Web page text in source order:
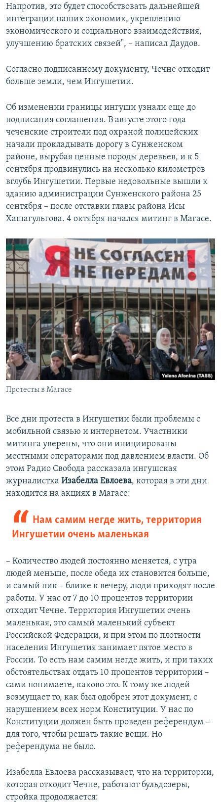
Напротив, это будет способствовать дальнейшей
интеграции наших экономик, укреплению
экономического и социального взаимодействия,
улучшению братских связей", – написал Даудов.
Согласно подписанному документу, Чечне отходит
больше земли, чем Ингушетии.
Об изменении границы ингуши узнали еще до
подписания соглашения. В августе этого года
чеченские строители под охраной полицейских
начали прокладывать дорогу в Сунженском
районе, вырубая ценные породы деревьев, и к 5
сентября продвинулись на несколько километров
вглубь Ингушетии. Первые недовольные вышли к
зданию администрации Сунженского района 25
сентября – после отставки главы района Исы
Хашагульгова. 4 октября начался митинг в Магасе.
Протесты в Магасе
Все дни протеста в Ингушетии были проблемы с
мобильной связью и интернетом. Участники
митинга уверены, что они инициированы
местными операторами под давлением власти. Об
этом Радио Свобода рассказала ингушская
журналистка Изабелла Евлоева, которая в эти дни
находится на акциях в Магасе:
Нам самим негде жить, территория
Ингушетии очень маленькая
– Количество людей постоянно меняется, с утра
людей меньше, после обеда их становится больше,
и самый пик – ближе к вечеру, люди приходят после
работы. У нас от 7 до 10 процентов территории
отходит Чечне. Территория Ингушетии очень
маленькая, это самый маленький субъект
Российской Федерации, и при этом по плотности
населения Ингушетия занимает пятое место в
России. То есть нам самим негде жить, и при таких
обстоятельствах отдать 10 процентов территории –
сами понимаете, каково это. К тому же людей
возмущает то, как был одобрен этот документ, с
нарушением всех норм Конституции. У нас по
Конституции должен быть проведен референдум –
для того, чтобы решать такие вещи. Но
референдума не было.
Изабелла Евлоева рассказывает, что на территории,
которая отходит Чечне, работают бульдозеры,
стройка продолжается: